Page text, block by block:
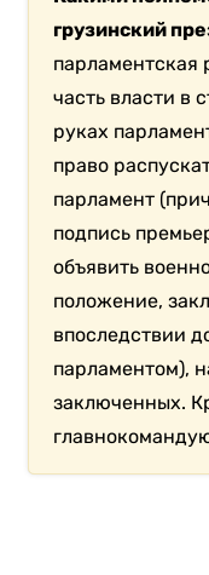
основном законе
«Обращаюсь
вечером на
много раз
что сегодня
свободную
видит свое
не позволит
заявила она.
Кроме того,